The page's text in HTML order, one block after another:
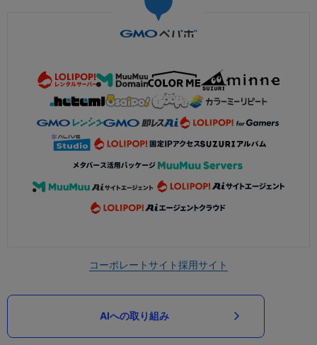
コーポレートサイト採用サイト
AIへの取り組み